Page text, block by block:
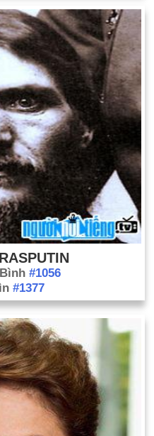
#1056
#1377